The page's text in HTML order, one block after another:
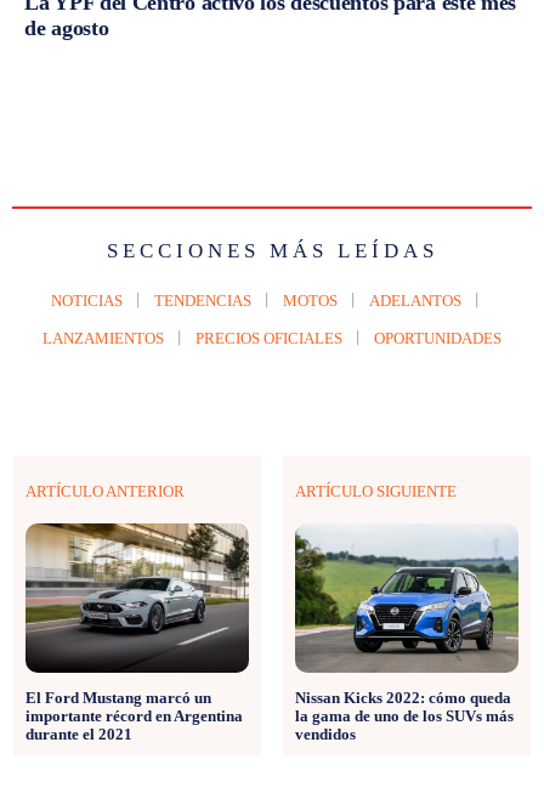
de agosto
SECCIONES MÁS LEÍDAS
NOTICIAS TENDENCIAS MOTOS ADELANTOS
LANZAMIENTOS PRECIOS OFICIALES OPORTUNIDADES
ARTÍCULO ANTERIOR
El Ford Mustang marcó un
importante récord en Argentina
durante el 2021
ARTÍCULO SIGUIENTE
Nissan Kicks 2022: cómo queda
la gama de uno de los SUVs más
vendidos